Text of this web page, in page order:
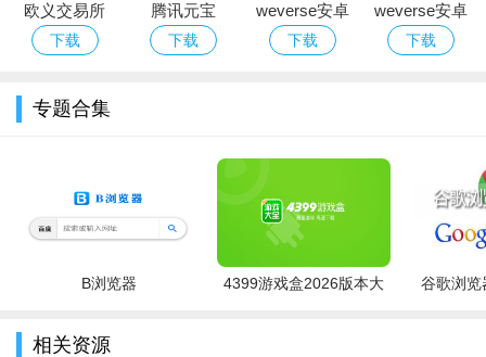
欧义交易所
app下载2026
下载
腾讯元宝
deepseek满
下载
weverse安卓
下载安装2026
下载
weverse安卓
下载2026中文
下载
专题合集
B浏览器
4399游戏盒2026版本大
谷歌浏览
相关资源